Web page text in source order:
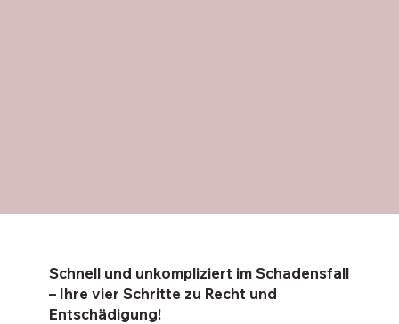
Schnell und unkompliziert im Schadensfall
– Ihre vier Schritte zu Recht und
Entschädigung!